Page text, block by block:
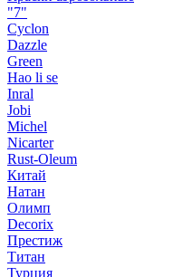
"7"
Cyclon
Dazzle
Green
Hao li se
Inral
Jobi
Michel
Nicarter
Rust-Oleum
Китай
Натан
Олимп
Decorix
Престиж
Титан
Турция